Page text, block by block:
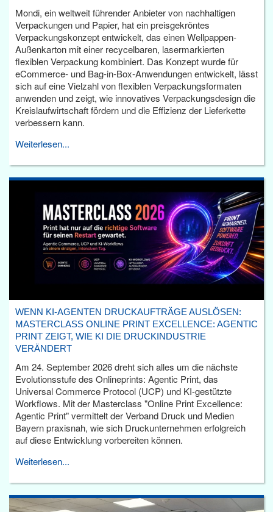
Mondi, ein weltweit führender Anbieter von nachhaltigen
Verpackungen und Papier, hat ein preisgekröntes
Verpackungskonzept entwickelt, das einen Wellpappen-
Außenkarton mit einer recycelbaren, lasermarkierten
flexiblen Verpackung kombiniert. Das Konzept wurde für
eCommerce- und Bag-in-Box-Anwendungen entwickelt, lässt
sich auf eine Vielzahl von flexiblen Verpackungsformaten
anwenden und zeigt, wie innovatives Verpackungsdesign die
Kreislaufwirtschaft fördern und die Effizienz der Lieferkette
verbessern kann.
Weiterlesen...
WENN KI-AGENTEN DRUCKAUFTRÄGE AUSLÖSEN:
MASTERCLASS ONLINE PRINT EXCELLENCE: AGENTIC
PRINT ZEIGT, WIE KI DIE DRUCKINDUSTRIE
VERÄNDERT
Am 24. September 2026 dreht sich alles um die nächste
Evolutionsstufe des Onlineprints: Agentic Print, das
Universal Commerce Protocol (UCP) und KI-gestützte
Workflows. Mit der Masterclass "Online Print Excellence:
Agentic Print" vermittelt der Verband Druck und Medien
Bayern praxisnah, wie sich Druckunternehmen erfolgreich
auf diese Entwicklung vorbereiten können.
Weiterlesen...